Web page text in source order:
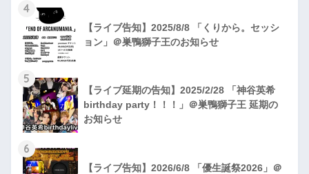
4
【ライブ告知】2025/8/8 「くりから。セッシ
ョン」＠巣鴨獅子王のお知らせ
5
【ライブ延期の告知】2025/2/28 「神谷英希
birthday party！！！」＠巣鴨獅子王 延期の
お知らせ
6
【ライブ告知】2026/6/8 「優生誕祭2026」＠